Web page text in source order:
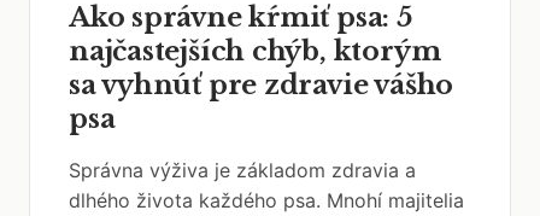
Ako správne kŕmiť psa: 5
najčastejších chýb, ktorým
sa vyhnúť pre zdravie vášho
psa
Správna výživa je základom zdravia a
dlhého života každého psa. Mnohí majitelia